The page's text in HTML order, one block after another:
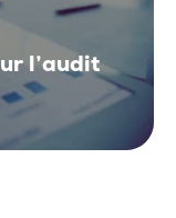
l’audit